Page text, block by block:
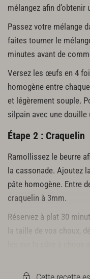
mélangez afin d’obtenir
Passez votre mélange
faites tourner le
minutes avant de
Versez les œufs en 4
homogène entre
et légèrement souple.
silpain avec une douille
Étape 2 : Craquelin
Ramollissez le beurre
la cassonade. Ajoutez
pâte homogène. Entre
craquelin à 3mm.
Réservez à plat 30
la taille de vos choux,